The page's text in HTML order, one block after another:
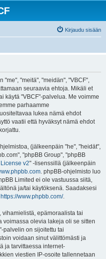
Kirjaudu sisään
"me", "meitä", "meidän", "VBCF",
seuraavia ehtoja. Mikäli et
käytä "VBCF"-palvelua. Me voimme
parhaamme
lukea nämä ehdot
vaatii että hyväksyt nämä ehdot
(jälkeenpäin "he", "heidät",
"phpBB Group", "phpBB
v2" -lisenssillä (jälkeenpäin
. phpBB-ohjelmisto luo
Limited ei ole vastuussa siitä,
ja/tai käytöksenä. Saadaksesi
https://www.phpbb.com/.
epämoraalista tai
voimassa olevia lakeja oli se sitten
palvelin on sijoitettu tai
voidaan sinut välittömästi ja
ja tarvittaessa internet-
viestien IP-osoite tallennetaan